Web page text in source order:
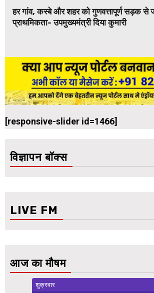
हर गांव, कस्बे और शहर को गुणवत्तापूर्ण सड़क से
प्राथमिकता- उपमुख्यमंत्री दिया कुमारी
[responsive-slider id=1466]
विज्ञापन बॉक्स
LIVE FM
आज का मौषम
शुक्रवार